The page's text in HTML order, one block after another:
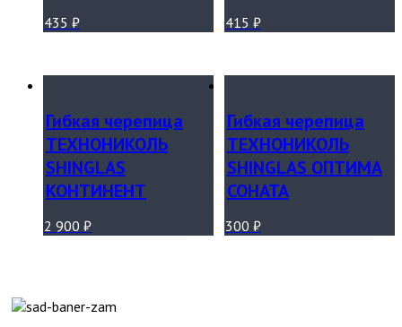
435 ₽ 415 ₽
Гибкая черепица
ТЕХНОНИКОЛЬ
SHINGLAS
КОНТИНЕНТ
2 900 ₽
Гибкая черепица
ТЕХНОНИКОЛЬ
SHINGLAS ОПТИМА
СОНАТА
300 ₽